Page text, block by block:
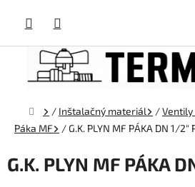
obsah
Domov
/ Inštalačný materiál /Ventily
Páka MF
/G.K. PLYN MF PÁKA DN 1/2"
G.K. PLYN MF PÁKA